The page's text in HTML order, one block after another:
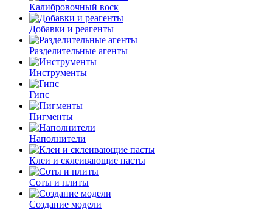
Калибровочный воск
Добавки и реагенты
Разделительные агенты
Инструменты
Гипс
Пигменты
Наполнители
Клеи и склеивающие пасты
Соты и плиты
Создание модели